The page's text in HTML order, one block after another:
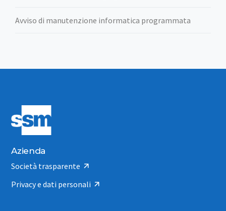
Avviso di manutenzione informatica programmata
Azienda
Società trasparente
Privacy e dati personali